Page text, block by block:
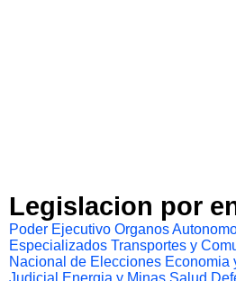
Legislacion por
Poder Ejecutivo Organos
Especializados Transportes y
Nacional de Elecciones Economia